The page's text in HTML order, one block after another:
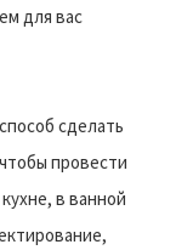
для вас
сделать
провести
в ванной